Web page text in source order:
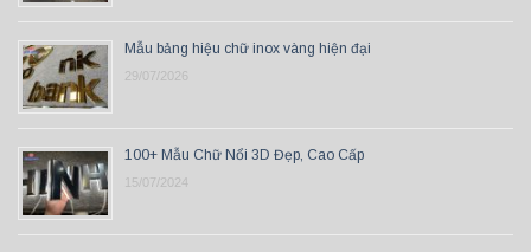
Mẫu bảng hiệu chữ inox vàng hiện đại
29/07/2026
100+ Mẫu Chữ Nổi 3D Đẹp, Cao Cấp
15/07/2024